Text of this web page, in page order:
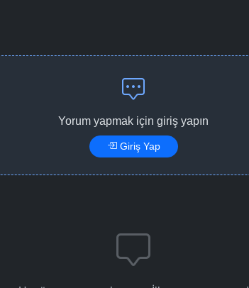
Yorum yapmak için giriş yapın
Giriş Yap